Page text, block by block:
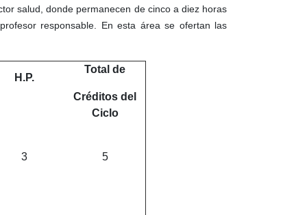
salud, donde permanecen de cinco a diez horas
responsable. En esta área se ofertan las
H.P.
Total de
Créditos del
Ciclo
3 5